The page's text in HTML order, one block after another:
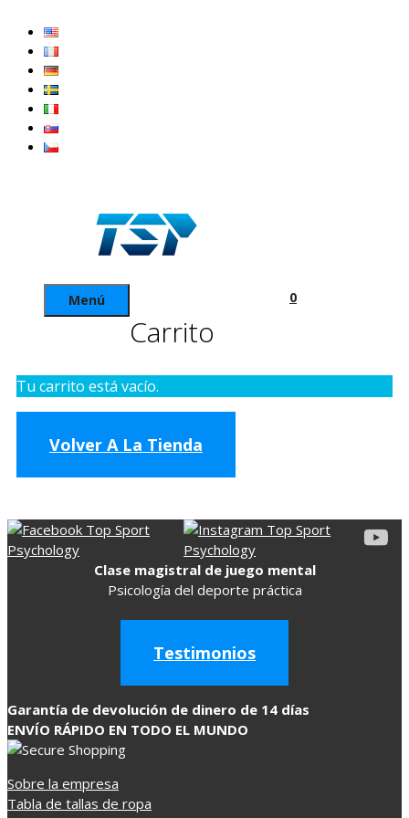
contenido
0
Menú
Carrito
Tu carrito está vacío.
Volver A La Tienda
Clase magistral de juego mental
Psicología del deporte práctica
Testimonios
Garantía de devolución de dinero de 14 días
ENVÍO RÁPIDO EN TODO EL MUNDO
Sobre la empresa
Tabla de tallas de ropa